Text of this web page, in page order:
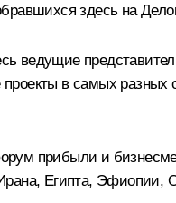
здесь на
ведущие
в самых разных
прибыли и
Египта,